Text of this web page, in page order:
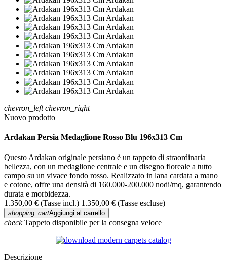
chevron_left chevron_right
Nuovo prodotto
Ardakan Persia Medaglione Rosso Blu 196x313 Cm
Questo Ardakan originale persiano è un tappeto di straordinaria
bellezza, con un medaglione centrale e un disegno floreale a tutto
campo su un vivace fondo rosso. Realizzato in lana cardata a mano
e cotone, offre una densità di 160.000-200.000 nodi/mq, garantendo
durata e morbidezza.
1.350,00 € (Tasse incl.) 1.350,00 € (Tasse escluse)
shopping_cartAggiungi al carrello
checkTappeto disponibile per la consegna veloce
Descrizione